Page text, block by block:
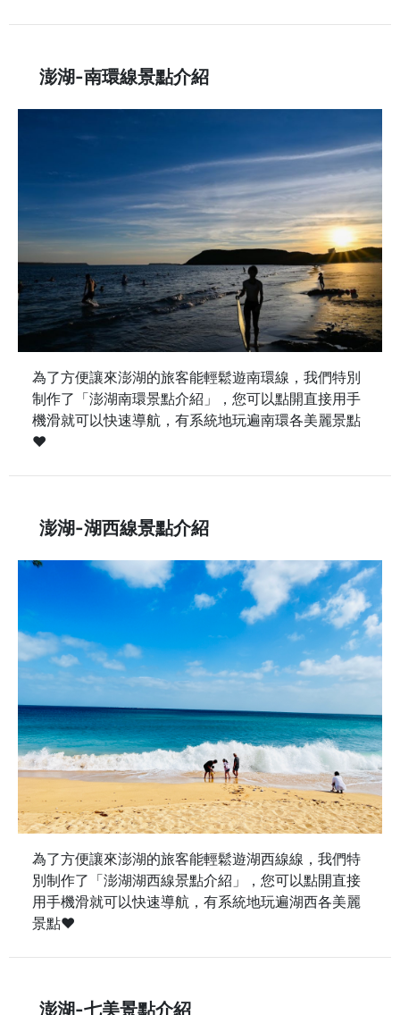
澎湖-南環線景點介紹
為了方便讓來澎湖的旅客能輕鬆遊南環線，我們特別
制作了「澎湖南環景點介紹」，您可以點開直接用手
機滑就可以快速導航，有系統地玩遍南環各美麗景點
♥
澎湖-湖西線景點介紹
為了方便讓來澎湖的旅客能輕鬆遊湖西線線，我們特
別制作了「澎湖湖西線景點介紹」，您可以點開直接
用手機滑就可以快速導航，有系統地玩遍湖西各美麗
景點♥
澎湖-七美景點介紹